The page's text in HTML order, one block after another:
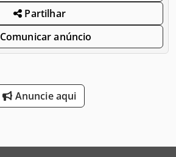
Partilhar
Comunicar anúncio
Anuncie aqui